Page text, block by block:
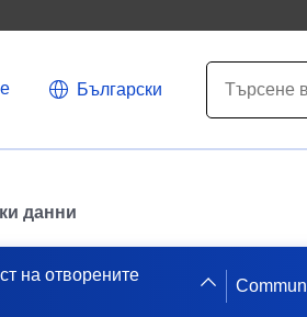
Български
данни
на отворените